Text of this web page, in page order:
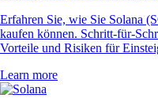
Erfahren Sie, wie Sie Solana
kaufen können. Schritt-für-
Vorteile und Risiken für
Learn more